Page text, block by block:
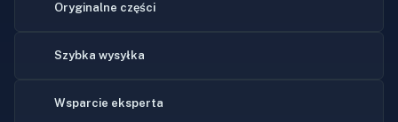
Oryginalne części
Szybka wysyłka
Wsparcie eksperta